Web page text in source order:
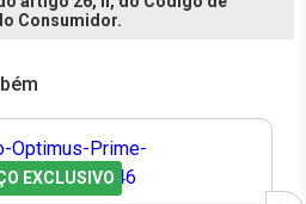
Consumidor.
EXCLUSIVO